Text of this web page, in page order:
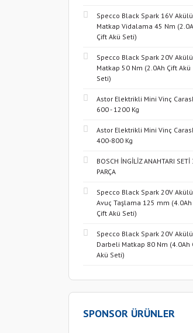
Specco Black Spark 16V Akülü
Matkap Vidalama 45 Nm
Çift Akü Seti)
Specco Black Spark 20V Akülü
Matkap 50 Nm (2.0Ah Çift Akü
Seti)
Astor Elektrikli Mini Vinç
600 - 1200 Kg
Astor Elektrikli Mini Vinç
400-800 Kg
BOSCH İNGİLİZ ANAHTARI SETİ
PARÇA
Specco Black Spark 20V Akülü
Avuç Taşlama 125 mm (4.0Ah
Çift Akü Seti)
Specco Black Spark 20V Akülü
Darbeli Matkap 80 Nm (4.0Ah
Akü Seti)
SPONSOR ÜRÜNLER